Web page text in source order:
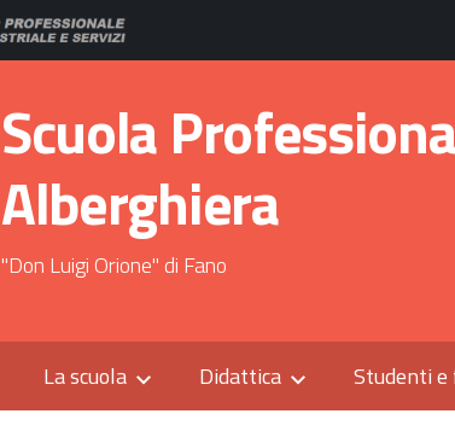
Scuola
Alberghiera
"Don Luigi Orione" di Fano
La scuola Didattica Studenti